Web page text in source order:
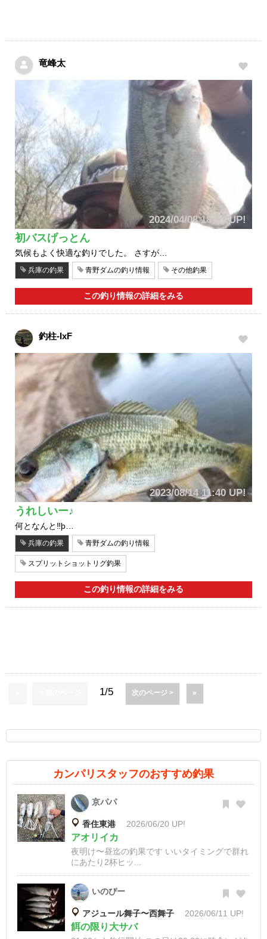
竜峰太
2024/04/08 18:01 UP!
初バスげっとん
気候もよく快適な釣りでした。 さすが…
兵庫の釣果 青野ダムの釣り情報 その他釣果
この釣り情報の詳細をみる
釣柱-IxF
2023/08/14 11:40 UP!
うれしいー♪
何となんと‼þ…
兵庫の釣果 青野ダムの釣り情報
スプリットショットリグ釣果
この釣り情報の詳細をみる
1/5 次のページ > »
カンパリスタッフのおすすめ釣果
京パパ
香住東港 2026/06/20 UP!
アオリイカ
夜明け〜昼迄の釣果です いいタイミングで群れ
にあたり2杯ヒッ...
いのぴー
アジュール舞子〜西舞子 2026/06/11 UP!
餌の限り大サバ